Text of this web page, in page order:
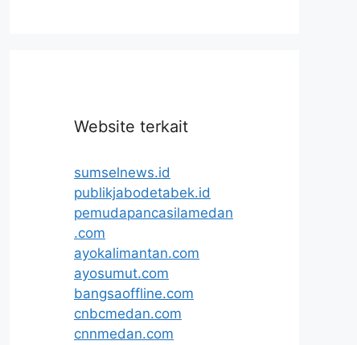
Website terkait
sumselnews.id
publikjabodetabek.id
pemudapancasilamedan
.com
ayokalimantan.com
ayosumut.com
bangsaoffline.com
cnbcmedan.com
cnnmedan.com